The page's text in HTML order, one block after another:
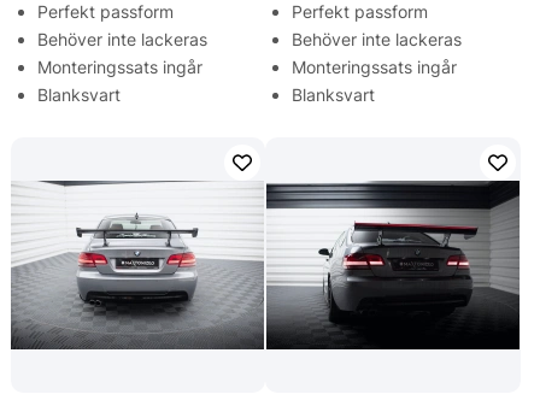
Perfekt passform
Behöver inte lackeras
Monteringssats ingår
Blanksvart
Perfekt passform
Behöver inte lackeras
Monteringssats ingår
Blanksvart